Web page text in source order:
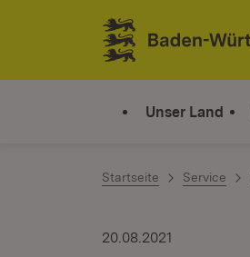
Zum Inhalt springen
Link zur Startseite
Unser Land
Startseite Service
20.08.2021